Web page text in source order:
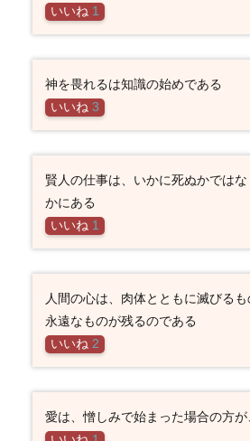
いいね 1
神を畏れるは知識の始めである
いいね 3
賢人の仕事は、いかに死ぬかでは
かにある
いいね 1
人間の心は、肉体とともに滅びる
永遠なものが残るのである
いいね 2
愛は、憎しみで始まった場合の方